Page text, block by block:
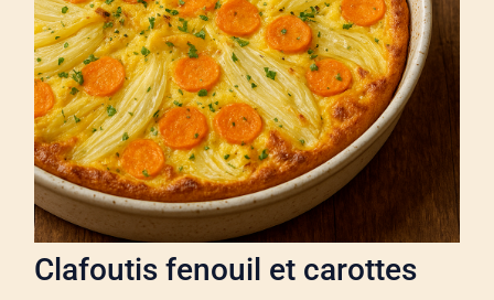
Clafoutis fenouil et carottes